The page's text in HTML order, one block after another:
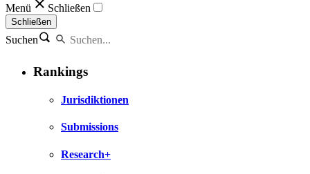
Menü Schließen
Schließen
Suchen
Rankings
Jurisdiktionen
Submissions
Research+